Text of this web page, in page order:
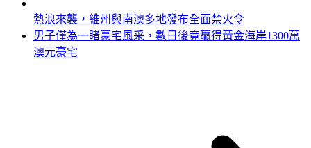
熱浪來襲，維州與南澳多地發布全面禁火令
男子僅為一睹豪宅風采，數日後竟贏得黃金海岸1300萬
澳元豪宅